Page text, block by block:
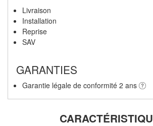
Livraison
Installation
Reprise
SAV
GARANTIES
Garantie légale de conformité 2 ans